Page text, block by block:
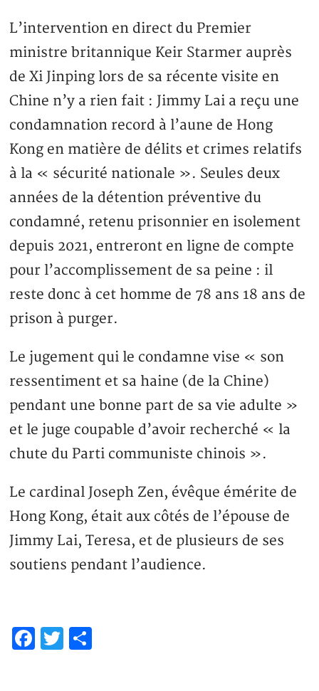
L’intervention en direct du Premier
ministre britannique Keir Starmer auprès
de Xi Jinping lors de sa récente visite en
Chine n’y a rien fait : Jimmy Lai a reçu une
condamnation record à l’aune de Hong
Kong en matière de délits et crimes relatifs
à la « sécurité nationale ». Seules deux
années de la détention préventive du
condamné, retenu prisonnier en isolement
depuis 2021, entreront en ligne de compte
pour l’accomplissement de sa peine : il
reste donc à cet homme de 78 ans 18 ans de
prison à purger.
Le jugement qui le condamne vise « son
ressentiment et sa haine (de la Chine)
pendant une bonne part de sa vie adulte »
et le juge coupable d’avoir recherché « la
chute du Parti communiste chinois ».
Le cardinal Joseph Zen, évêque émérite de
Hong Kong, était aux côtés de l’épouse de
Jimmy Lai, Teresa, et de plusieurs de ses
soutiens pendant l’audience.
Facebook
Twitter